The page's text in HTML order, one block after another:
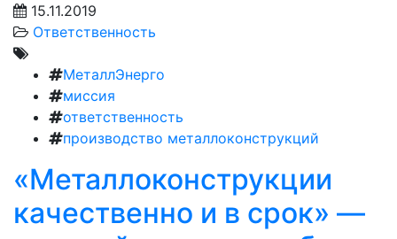
15.11.2019
Ответственность
МеталлЭнерго
миссия
ответственность
производство металлоконструкций
«Металлоконструкции
качественно и в срок» —